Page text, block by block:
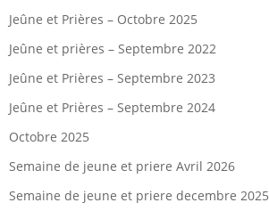
Jeûne et Prières – Octobre 2025
Jeûne et prières – Septembre 2022
Jeûne et Prières – Septembre 2023
Jeûne et Prières – Septembre 2024
Octobre 2025
Semaine de jeune et priere Avril 2026
Semaine de jeune et priere decembre 2025